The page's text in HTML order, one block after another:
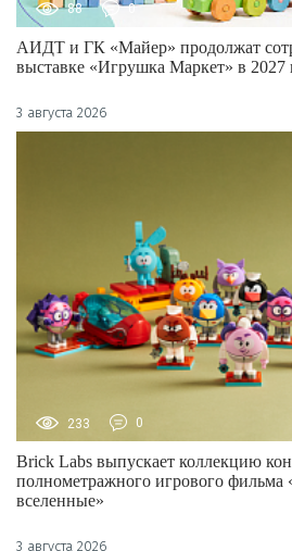
88 0
АИДТ и ГК «Майер» продолжат
выставке «Игрушка Маркет» в 2027
3 августа 2026
233 0
Brick Labs выпускает коллекцию
полнометражного игрового фильма
вселенные»
3 августа 2026